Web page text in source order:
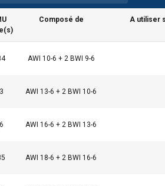
Composé de A utiliser
AWI 10-6 + 2 BWI 9-6
AWI 13-6 + 2 BWI 10-6
AWI 16-6 + 2 BWI 13-6
AWI 18-6 + 2 BWI 16-6
et d"analyse qui peuvent les